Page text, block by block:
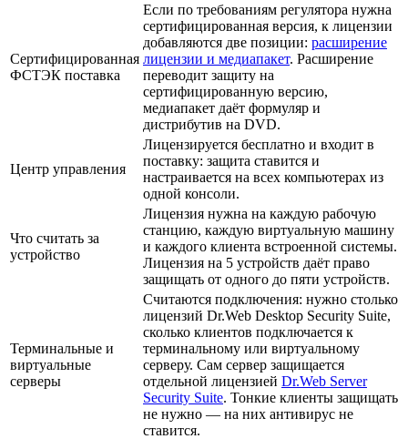
Сертифицированная
ФСТЭК поставка
Если по требованиям регулятора нужна
сертифицированная версия, к лицензии
добавляются две позиции: расширение
лицензии и медиапакет. Расширение
переводит защиту на
сертифицированную версию,
медиапакет даёт формуляр и
дистрибутив на DVD.
Центр управления
Лицензируется бесплатно и входит в
поставку: защита ставится и
настраивается на всех компьютерах из
одной консоли.
Что считать за
устройство
Лицензия нужна на каждую рабочую
станцию, каждую виртуальную машину
и каждого клиента встроенной системы.
Лицензия на 5 устройств даёт право
защищать от одного до пяти устройств.
Терминальные и
виртуальные
серверы
Считаются подключения: нужно столько
лицензий Dr.Web Desktop Security Suite,
сколько клиентов подключается к
терминальному или виртуальному
серверу. Сам сервер защищается
отдельной лицензией Dr.Web Server
Security Suite. Тонкие клиенты защищать
не нужно — на них антивирус не
ставится.